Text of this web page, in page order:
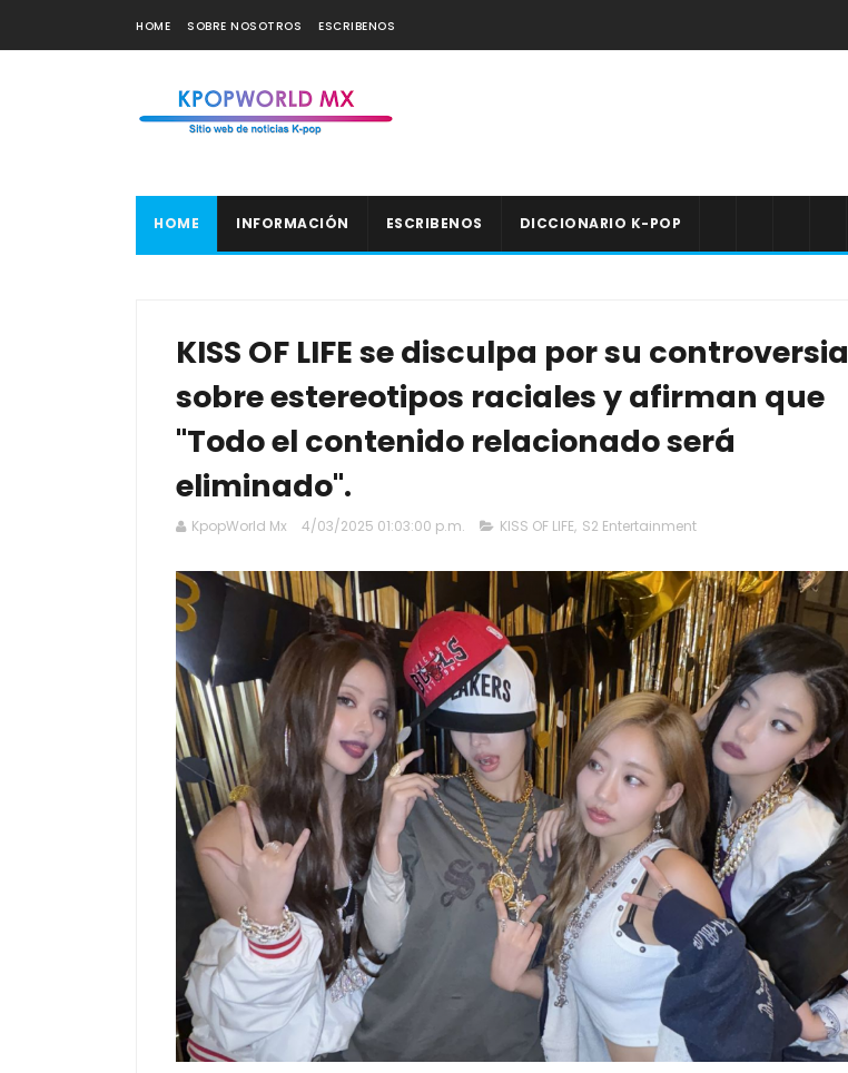
HOME SOBRE NOSOTROS ESCRIBENOS
HOME INFORMACIÓN ESCRIBENOS DICCIONARIO K-POP
KISS OF LIFE se disculpa por su controversia
sobre estereotipos raciales y afirman que
"Todo el contenido relacionado será
eliminado".
KpopWorld Mx 4/03/2025 01:03:00 p.m. KISS OF LIFE, S2 Entertainment